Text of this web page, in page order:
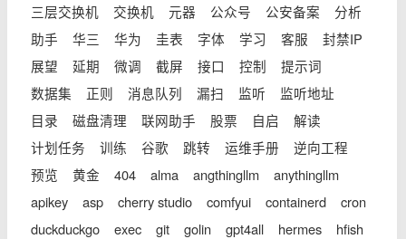
三层交换机
交换机 元器 公众号 公安备案
分析
助手
华三 华为 圭表 字体 学习 客服
封禁IP
展望
延期 微调 截屏 接口 控制
提示词
数据集
正则 消息队列 漏扫 监听
监听地址
目录
磁盘清理 联网助手 股票 自启
解读
计划任务
训练 谷歌 跳转 运维手册
逆向工程
预览
黄金 404 alma angthingllm
anythingllm
apikey
asp cherry studio comfyui containerd
cron
duckduckgo
exec git golin gpt4all hermes
hfish